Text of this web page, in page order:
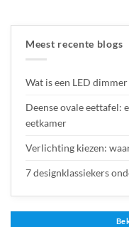
Meest recente blogs
Wat is een LED
Deense ovale eettafel:
eetkamer
Verlichting kiezen:
7 designklassiekers